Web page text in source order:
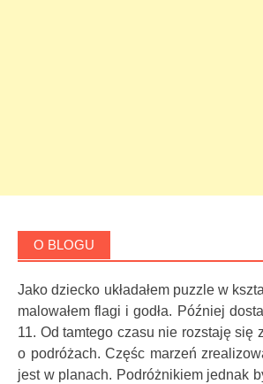
O BLOGU
Jako dziecko układałem puzzle w
malowałem flagi i godła. Później
11. Od tamtego czasu nie rozstaję się
o podróżach. Częśc marzeń
jest w planach. Podróżnikiem jednak